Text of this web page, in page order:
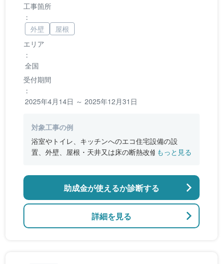
エリア
：
全国
受付期間
：
2025年4月14日 ～ 2025年12月31日
工事箇所
：
外壁
屋根
対象工事の例
浴室やトイレ、キッチンへのエコ住宅設備の設
置、外壁、屋根・天井又は床の断熱改修、窓やド
のバリアフリー改修
もっと見る
詳細を見る
助成金が使えるか診断する